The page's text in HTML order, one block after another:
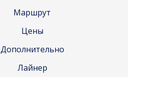
Маршрут
Цены
Дополнительно
Лайнер